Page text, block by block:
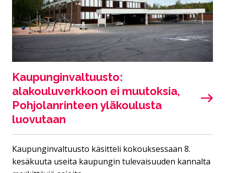
Kaupunginvaltuusto:
alakouluverkkoon ei muutoksia,
Pohjolanrinteen yläkoulusta
luovutaan
Kaupunginvaltuusto käsitteli kokouksessaan 8.
kesäkuuta useita kaupungin tulevaisuuden kannalta